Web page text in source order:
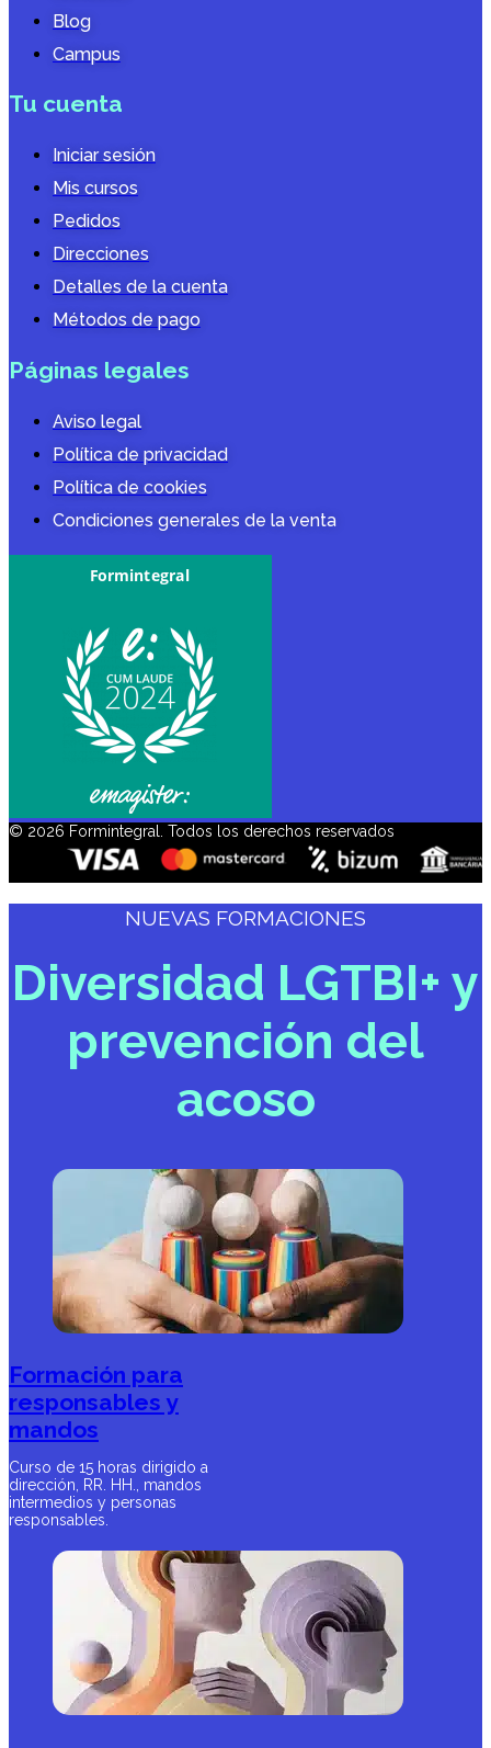
Blog
Campus
Tu cuenta
Iniciar sesión
Mis cursos
Pedidos
Direcciones
Detalles de la cuenta
Métodos de pago
Páginas legales
Aviso legal
Política de privacidad
Política de cookies
Condiciones generales de la venta
© 2026 Formintegral. Todos los derechos reservados
NUEVAS FORMACIONES
Diversidad LGTBI+ y
prevención del
acoso
Formación para
responsables y
mandos
Curso de 15 horas dirigido a
dirección, RR. HH., mandos
intermedios y personas
responsables.